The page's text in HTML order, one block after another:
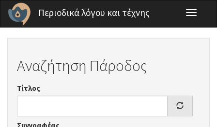
Παράκαμψη προς το κυρίως περιεχόμενο
Περιοδικά λόγου και τέχνης
Toggle
Αναζήτηση Πάροδος
Τίτλος
Συγγραφέας